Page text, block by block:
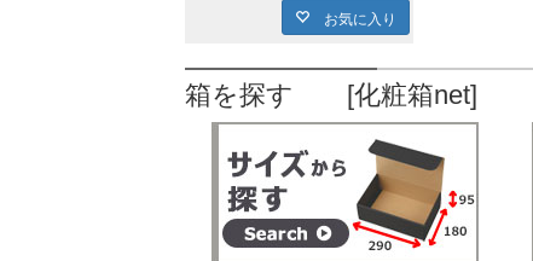
お気に入り
箱を探す [化粧箱net]